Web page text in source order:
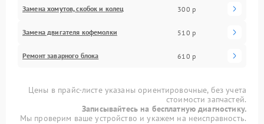
Замена хомутов, скобок и колец 300 р
Замена двигателя кофемолки 510 р
Ремонт заварного блока 610 р
Цены в прайс-листе указаны ориентировочные, без учета
стоимости запчастей.
Записывайтесь на бесплатную диагностику.
Мы проверим ваше устройство и укажем на неисправность.